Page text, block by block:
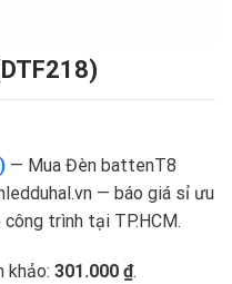
— Mua Đèn battenT8
— báo giá sỉ ưu
trình tại TP.HCM.
khảo: 301.000 ₫.